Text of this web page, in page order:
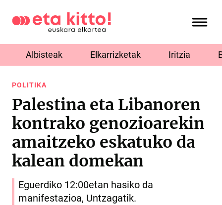
Albisteak Elkarrizketak Iritzia
POLITIKA
Palestina eta Libanoren
kontrako genozioarekin
amaitzeko eskatuko da
kalean domekan
Eguerdiko 12:00etan hasiko da
manifestazioa, Untzagatik.